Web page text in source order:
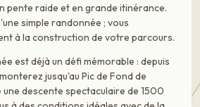
pente raide et en grande itinérance.
simple randonnée ; vous
à la construction de votre parcours.
est déjà un défi mémorable : depuis
jusqu'au Pic de Fond de
une descente spectaculaire de 1500